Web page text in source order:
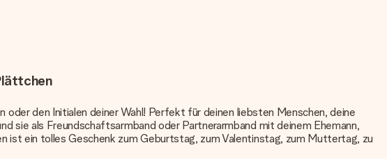
den Initialen deiner Wahl! Perfekt für deinen liebsten Menschen, deine
sie als Freundschaftsarmband oder Partnerarmband mit deinem Ehemann,
ist ein tolles Geschenk zum Geburtstag, zum Valentinstag, zum Muttertag, zu